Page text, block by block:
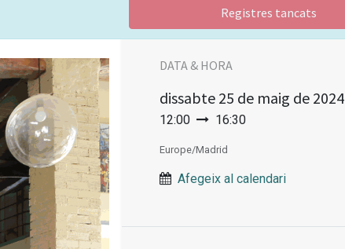
Registres tancats
DATA & HORA
dissabte 25 de maig de 2024
12:00 16:30
Europe/Madrid
Afegeix al calendari